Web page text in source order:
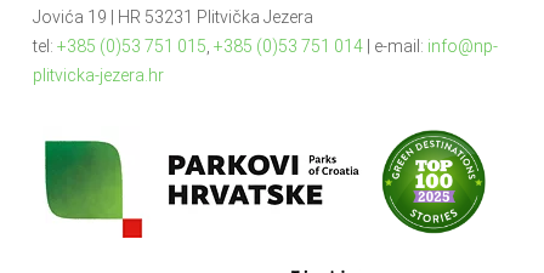
Jovića 19 | HR 53231 Plitvička Jezera
tel: +385 (0)53 751 015 +385 (0)53 751 014| e-mail: info@np-
plitvicka-jezera.hr